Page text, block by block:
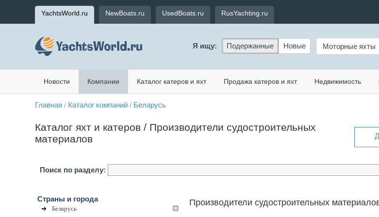
YachtsWorld.ru NewBoats.ru UsedBoats.ru RusYachting.ru
Я ищу: Подержанные Новые
Новости Компании Каталог катеров и яхт Продажа катеров и яхт Недвижимость
Главная / Каталог компаний / Беларусь
Каталог яхт и катеров / Производители судостроительных
материалов
Поиск по разделу:
Страны и города
Беларусь
Производители судостроительных